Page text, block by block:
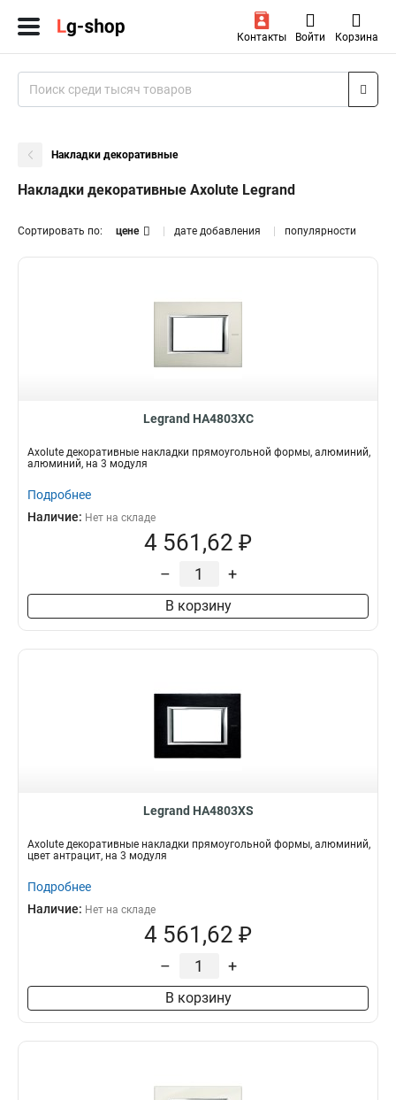
Контакты Войти Корзина
Накладки декоративные
Накладки декоративные Axolute Legrand
Сортировать по: цене дате добавления популярности
Legrand HA4803XC
Axolute декоративные накладки прямоугольной формы, алюминий,
алюминий, на 3 модуля
Подробнее
Наличие: Нет на складе
4 561,62 ₽
– +
В корзину
Legrand HA4803XS
Axolute декоративные накладки прямоугольной формы, алюминий,
цвет антрацит, на 3 модуля
Подробнее
Наличие: Нет на складе
4 561,62 ₽
– +
В корзину